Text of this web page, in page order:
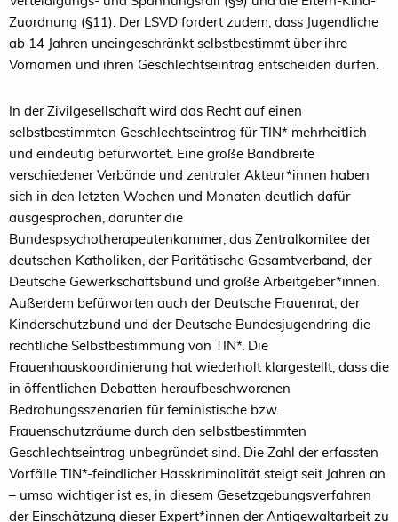
Zuordnung (§11). Der LSVD fordert zudem, dass Jugendliche
ab 14 Jahren uneingeschränkt selbstbestimmt über ihre
Vornamen und ihren Geschlechtseintrag entscheiden dürfen.
In der Zivilgesellschaft wird das Recht auf einen
selbstbestimmten Geschlechtseintrag für TIN* mehrheitlich
und eindeutig befürwortet. Eine große Bandbreite
verschiedener Verbände und zentraler Akteur*innen haben
sich in den letzten Wochen und Monaten deutlich dafür
ausgesprochen, darunter die
Bundespsychotherapeutenkammer, das Zentralkomitee der
deutschen Katholiken, der Paritätische Gesamtverband, der
Deutsche Gewerkschaftsbund und große Arbeitgeber*innen.
Außerdem befürworten auch der Deutsche Frauenrat, der
Kinderschutzbund und der Deutsche Bundesjugendring die
rechtliche Selbstbestimmung von TIN*. Die
Frauenhauskoordinierung hat wiederholt klargestellt, dass die
in öffentlichen Debatten heraufbeschworenen
Bedrohungsszenarien für feministische bzw.
Frauenschutzräume durch den selbstbestimmten
Geschlechtseintrag unbegründet sind. Die Zahl der erfassten
Vorfälle TIN*-feindlicher Hasskriminalität steigt seit Jahren an
– umso wichtiger ist es, in diesem Gesetzgebungsverfahren
der Einschätzung dieser Expert*innen der Antigewaltarbeit zu